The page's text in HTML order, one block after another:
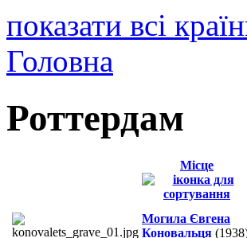
показати всі
Головна
Роттердам
Місце
Могила Євгена
Коновальця